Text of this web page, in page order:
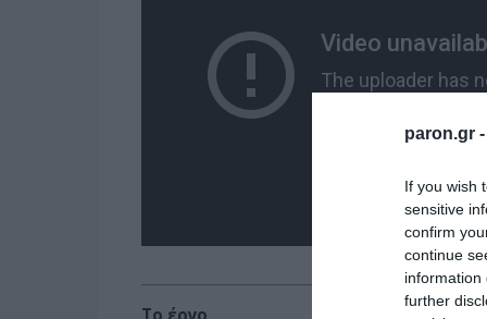
paron.gr -
If you wish
sensitive
confirm
continue
information
further